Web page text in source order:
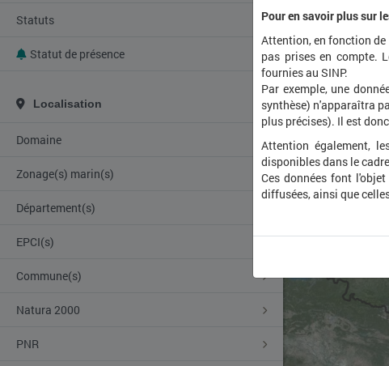
Statuts
Statut de présence
Localisation
Domaine
Zonage(s) marin(s)
Département(s)
EPCI(s)
Commune(s)
Natura 2000
PNR
Pour en savoir plus sur
Attention, en fonction
pas prises en compte.
fournies au SINP.
Par exemple, une
synthèse) n'apparaîtra
plus précises). Il est
Attention également,
disponibles dans le
Ces données font
diffusées, ainsi que